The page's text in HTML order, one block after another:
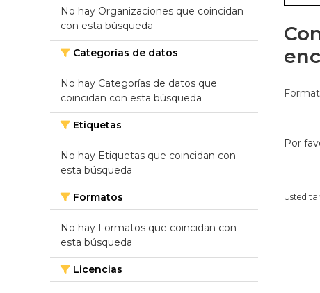
No hay Organizaciones que coincidan
con esta búsqueda
Categorías de datos
No hay Categorías de datos que
coincidan con esta búsqueda
Etiquetas
No hay Etiquetas que coincidan con
esta búsqueda
Formatos
No hay Formatos que coincidan con
esta búsqueda
Licencias
Por
Usted